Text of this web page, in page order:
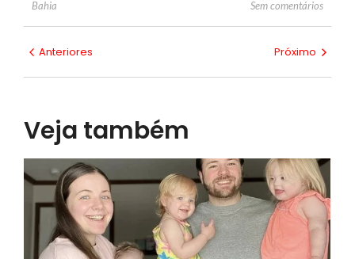
Bahia Sem comentários
Anteriores Próximo
Veja também